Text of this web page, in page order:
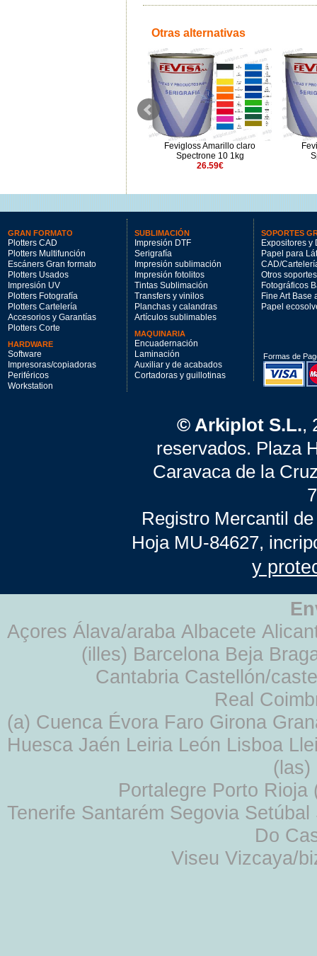
Otras alternativas
Fevigloss Azul medio 41 1kg
Fevigloss Amarillo claro
Spectrone 10 1kg
26.59€
GRAN FORMATO
Plotters CAD
Plotters Multifunción
Escáners Gran formato
Plotters Usados
Impresión UV
Plotters Fotografía
Plotters Cartelería
Accesorios y Garantías
Plotters Corte
HARDWARE
Software
Impresoras/copiadoras
Periféricos
Workstation
SUBLIMACIÓN
Impresión DTF
Serigrafía
Impresión sublimación
Impresión fotolitos
Tintas Sublimación
Transfers y vinilos
Planchas y calandras
Artículos sublimables
MAQUINARIA
Encuadernación
Laminación
Auxiliar y de acabados
Cortadoras y guillotinas
SOPORTES
Expositores y
Papel para
CAD/
Otros soportes
Fotográficos
Fine Art Base
Papel
Formas de
© Arkiplot S.L.,
reservados. Plaza
Caravaca de la
Registro Mercantil
Hoja MU-84627,
y
Açores Álava/araba Albacete
(illes) Barcelona Beja
Cantabria Castellón/
Real
(a) Cuenca Évora Faro Girona
Huesca Jaén Leiria León Lisboa
Portalegre Porto
Tenerife Santarém Segovia
Do
Viseu Vizcaya/